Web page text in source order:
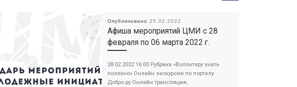
Опубликовано 25.02.2022
Афиша мероприятий ЦМИ с 28
февраля по 06 марта 2022 г.
28.02.2022 16:00 Рубрика «Волонтеру знать
полезно» Онлайн экскурсия по порталу
Добро.ру Онлайн трансляция,